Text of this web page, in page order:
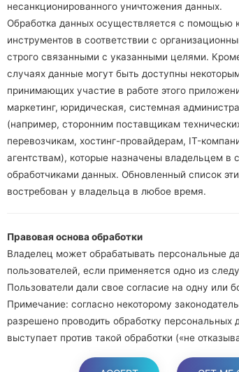
несанкционированного уничтожения данных.
Обработка данных осуществляется с помощью
инструментов в соответствии с
строго связанными с указанными целями.
случаях данные могут быть доступны
принимающих участие в работе этого
маркетинг, юридическая, системная
(например, сторонним поставщикам
перевозчикам, хостинг-провайдерам, IT-
агентствам), которые назначены владельцем в
обработчиками данных. Обновленный список
востребован у владельца в любое время.
Правовая основа обработки
Владелец может обрабатывать персональные
пользователей, если применяется одно из
Пользователи дали свое согласие на одну или
Примечание: согласно некоторому
разрешено проводить обработку персональных
выступает против такой обработки («не
согласие или любое другое из следующих